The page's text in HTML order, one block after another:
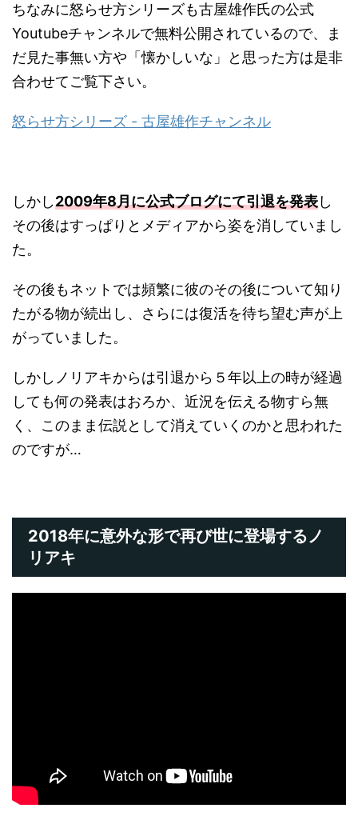
ちなみに怒らせ方シリーズも古屋雄作氏の公式
Youtubeチャンネルで無料公開されているので、ま
だ見た事無い方や「懐かしいな」と思った方は是非
合わせてご覧下さい。
怒らせ方シリーズ - 古屋雄作チャンネル
しかし2009年8月に公式ブログにて引退を発表し
その後はすっぱりとメディアから姿を消していまし
た。
その後もネットでは頻繁に彼のその後について知り
たがる物が続出し、さらには復活を待ち望む声が上
がっていました。
しかしノリアキからは引退から５年以上の時が経過
しても何の発表はおろか、近況を伝える物すら無
く、このまま伝説として消えていくのかと思われた
のですが…
2018年に意外な形で再び世に登場するノ
リアキ